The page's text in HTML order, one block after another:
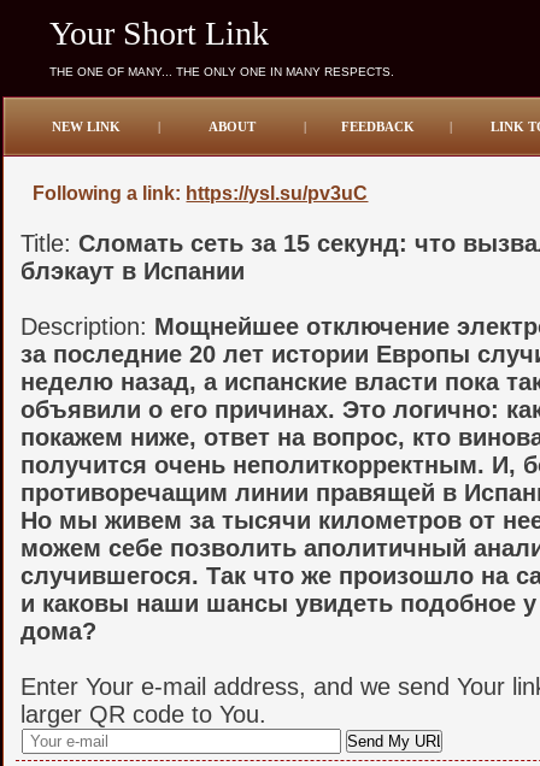
Your Short Link
THE ONE OF MANY... THE ONLY ONE IN MANY RESPECTS.
NEW LINK | ABOUT | FEEDBACK | LINK
Following a link: https://ysl.su/pv3uC
Title:Сломать сеть за 15 секунд: что
блэкаут в Испании
Description: Мощнейшее отключение
за последние 20 лет истории Европы
неделю назад, а испанские власти пока
объявили о его причинах. Это логично:
покажем ниже, ответ на вопрос, кто
получится очень неполиткорректным. И,
противоречащим линии правящей в
Но мы живем за тысячи километров от
можем себе позволить аполитичный
случившегося. Так что же произошло на
и каковы наши шансы увидеть подобное у
дома?
Enter Your e-mail address, and we send Your
larger QR code to You.